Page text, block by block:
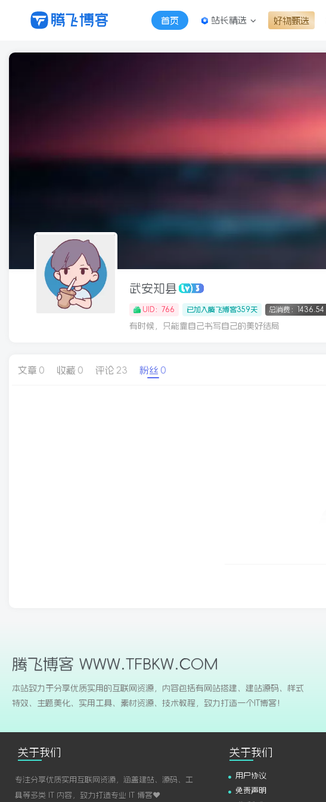
首页 站长精选 好物甄选
武安知县
UID：766 已加入腾飞博客359天 总消费：1436.54
有时候，只能靠自己书写自己的美好结局
文章 0 收藏 0 评论 23 粉丝 0
腾飞博客 WWW.TFBKW.COM
本站致力于分享优质实用的互联网资源，内容包括有网站搭建、建站源码、样式
特效、主题美化、实用工具、素材资源、技术教程，致力打造一个IT博客！
关于我们
专注分享优质实用互联网资源，涵盖建站、源码、工
具等多类 IT 内容，致力打造专业 IT 博客♥
关于我们
用户协议
免责声明